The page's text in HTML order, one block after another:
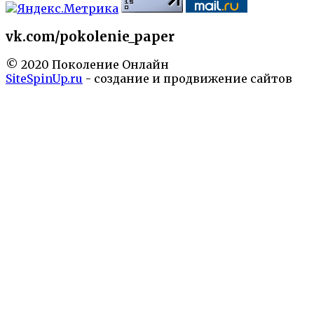
vk.com/pokolenie_paper
© 2020 Поколение Онлайн
SiteSpinUp.ru - создание и продвижение сайтов